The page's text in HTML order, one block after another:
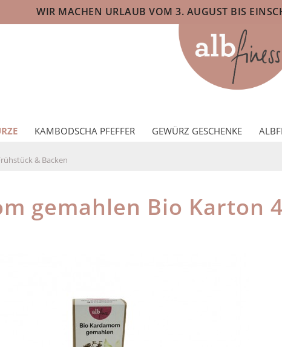
WIR MACHEN URLAUB VOM 3. AUGUST BIS
KAMBODSCHA PFEFFER GEWÜRZ GESCHENKE
& Backen
gemahlen Bio Karton